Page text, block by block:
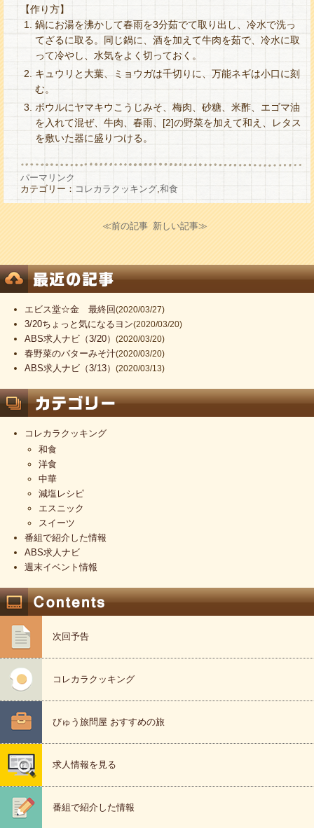
【作り方】
鍋にお湯を沸かして春雨を3分茹でて取り出し、冷水で洗っ
てざるに取る。同じ鍋に、酒を加えて牛肉を茹で、冷水に取
って冷やし、水気をよく切っておく。
キュウリと大葉、ミョウガは千切りに、万能ネギは小口に刻
む。
ボウルにヤマキウこうじみそ、梅肉、砂糖、米酢、エゴマ油
を入れて混ぜ、牛肉、春雨、[2]の野菜を加えて和え、レタス
を敷いた器に盛りつける。
パーマリンク
カテゴリー： コレカラクッキング,和食
≪前の記事 新しい記事≫
エビス堂☆金 最終回(2020/03/27)
3/20ちょっと気になるヨン(2020/03/20)
ABS求人ナビ（3/20）(2020/03/20)
春野菜のバターみそ汁(2020/03/20)
ABS求人ナビ（3/13）(2020/03/13)
コレカラクッキング
和食
洋食
中華
減塩レシピ
エスニック
スイーツ
番組で紹介した情報
ABS求人ナビ
週末イベント情報
次回予告
コレカラクッキング
びゅう旅問屋 おすすめの旅
求人情報を見る
番組で紹介した情報